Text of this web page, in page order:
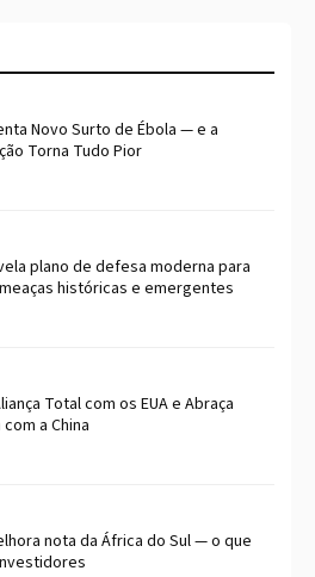
Novo Surto de Ébola — e a
Torna Tudo Pior
plano de defesa moderna para
históricas e emergentes
Total com os EUA e Abraça
a China
nota da África do Sul — o que